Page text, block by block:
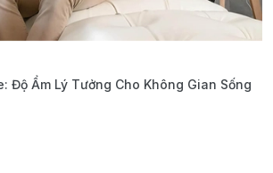
Độ Ẩm Lý Tưởng Cho Không Gian Sống